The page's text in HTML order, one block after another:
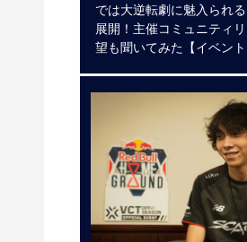
では大逆転劇に魅入られ
展開！主催コミュニティ
望も聞いてみた【イベント